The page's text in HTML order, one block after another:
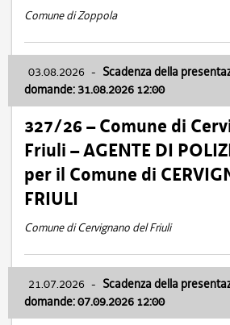
Comune di Zoppola
03.08.2026 - Scadenza della
domande: 31.08.2026 12:00
327/26 – Comune di
Friuli – AGENTE DI
per il Comune di
FRIULI
Comune di Cervignano del Friuli
21.07.2026 - Scadenza della
domande: 07.09.2026 12:00